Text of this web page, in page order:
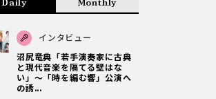
Daily Monthly
インタビュー
沼尻竜典「若手演奏家に古典
と現代音楽を隔てる壁はな
い」～「時を編む響」公演へ
の誘...